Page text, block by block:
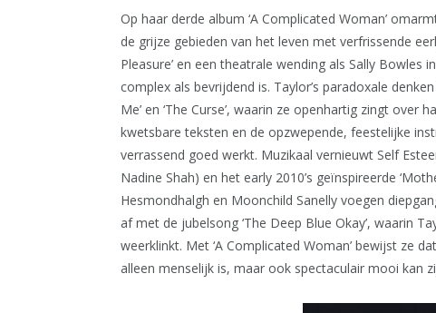
Op haar derde album ‘A Complicated Woman’
de grijze gebieden van het leven met verfrissende
Pleasure’ en een theatrale wending als Sally Bowles
complex als bevrijdend is. Taylor’s paradoxale
Me’ en ‘The Curse’, waarin ze openhartig zingt
kwetsbare teksten en de opzwepende, feestelijke
verrassend goed werkt. Muzikaal vernieuwt Self
Nadine Shah) en het early 2010’s geïnspireerde
Hesmondhalgh en Moonchild Sanelly voegen
af met de jubelsong ‘The Deep Blue Okay’, waarin
weerklinkt. Met ‘A Complicated Woman’ bewijst ze
alleen menselijk is, maar ook spectaculair mooi kan